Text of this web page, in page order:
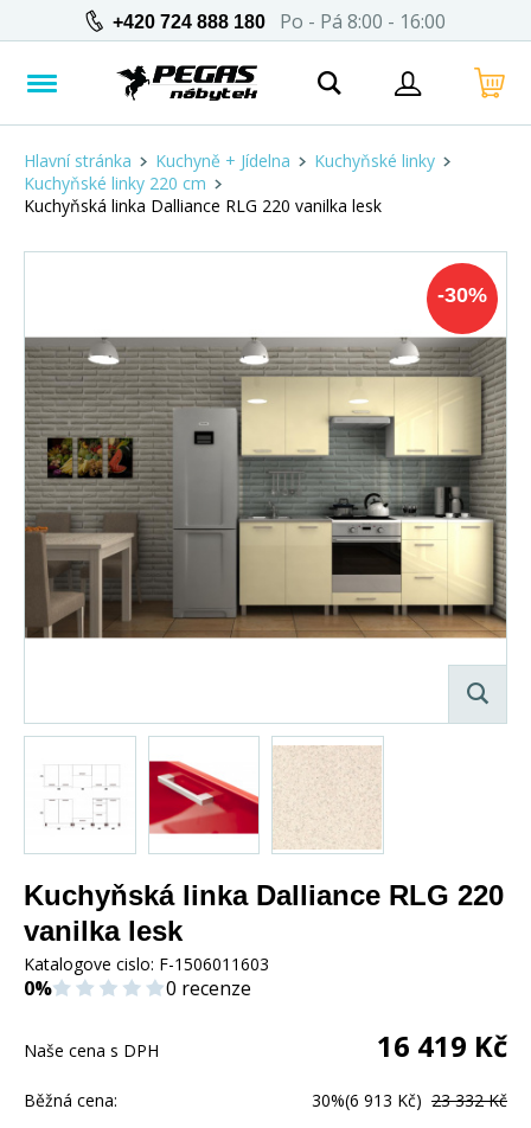
+420 724 888 180 Po - Pá 8:00 - 16:00
Hlavní stránka Kuchyně + Jídelna
Kuchyňské linky
Kuchyňské linky 220 cm
Kuchyňská linka Dalliance RLG 220 vanilka lesk
-30%
Kuchyňská linka Dalliance RLG 220
vanilka lesk
Katalogove cislo: F-1506011603
0% 0 recenze
Naše cena s DPH 16 419 Kč
Běžná cena: 30%(6 913 Kč) 23 332 Kč